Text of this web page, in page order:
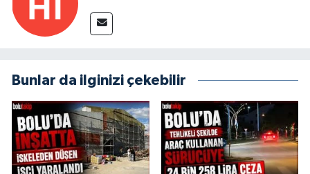
Bunlar da ilginizi çekebilir